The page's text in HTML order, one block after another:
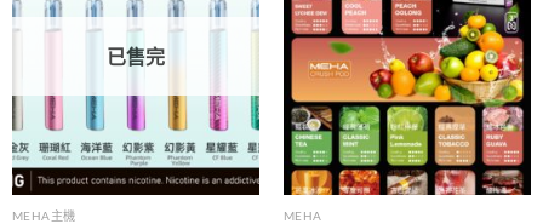
已售完
MEHA主機 MEHA